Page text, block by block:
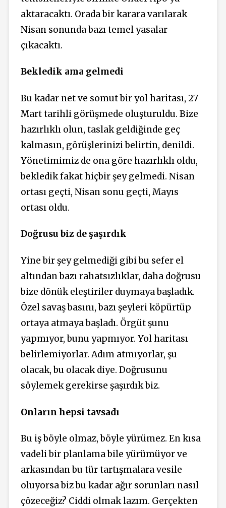
aktaracaktı. Orada bir karara varılarak
Nisan sonunda bazı temel yasalar
çıkacaktı.
Bekledik ama gelmedi
Bu kadar net ve somut bir yol haritası, 27
Mart tarihli görüşmede oluşturuldu. Bize
hazırlıklı olun, taslak geldiğinde geç
kalmasın, görüşlerinizi belirtin, denildi.
Yönetimimiz de ona göre hazırlıklı oldu,
bekledik fakat hiçbir şey gelmedi. Nisan
ortası geçti, Nisan sonu geçti, Mayıs
ortası oldu.
Doğrusu biz de şaşırdık
Yine bir şey gelmediği gibi bu sefer el
altından bazı rahatsızlıklar, daha doğrusu
bize dönük eleştiriler duymaya başladık.
Özel savaş basını, bazı şeyleri köpürtüp
ortaya atmaya başladı. Örgüt şunu
yapmıyor, bunu yapmıyor. Yol haritası
belirlemiyorlar. Adım atmıyorlar, şu
olacak, bu olacak diye. Doğrusunu
söylemek gerekirse şaşırdık biz.
Onların hepsi tavsadı
Bu iş böyle olmaz, böyle yürümez. En kısa
vadeli bir planlama bile yürümüyor ve
arkasından bu tür tartışmalara vesile
oluyorsa biz bu kadar ağır sorunları nasıl
çözeceğiz? Ciddi olmak lazım. Gerçekten